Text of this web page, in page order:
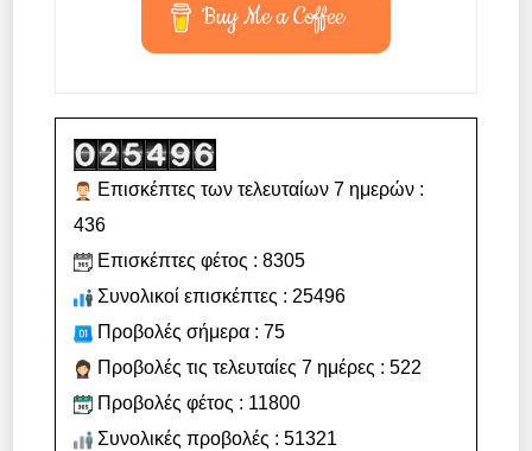
Buy Me a Coffee
Επισκέπτες των τελευταίων 7 ημερών :
436
Επισκέπτες φέτος : 8305
Συνολικοί επισκέπτες : 25496
Προβολές σήμερα : 75
Προβολές τις τελευταίες 7 ημέρες : 522
Προβολές φέτος : 11800
Συνολικές προβολές : 51321